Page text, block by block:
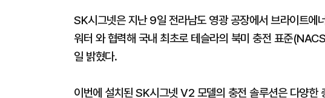
SK시그넷은 지난 9일 전라남도 영광 공장에서 브라이트에
워터 와 협력해 국내 최초로 테슬라의 북미 충전 표준
일 밝혔다.
이번에 설치된 SK시그넷 V2 모델의 충전 솔루션은 다양한